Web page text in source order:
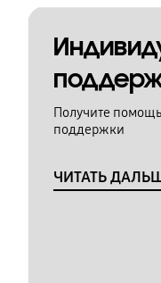
Получите
поддержки
ЧИТАТЬ